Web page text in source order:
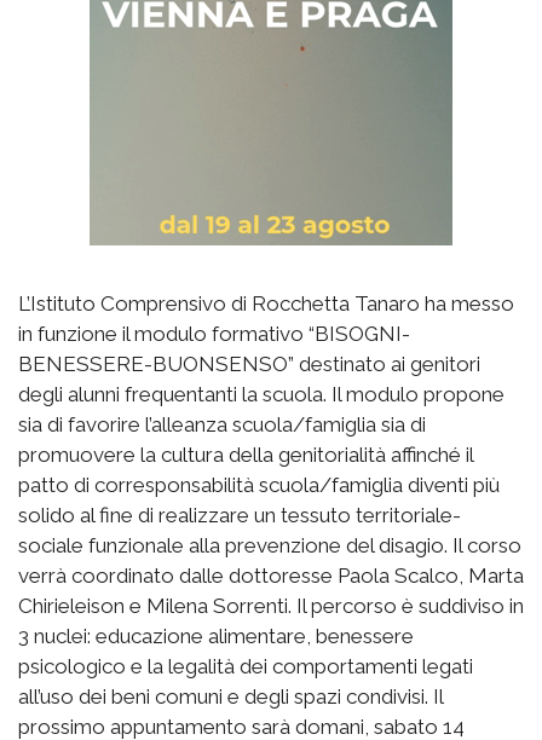
L’Istituto Comprensivo di Rocchetta Tanaro ha messo
in funzione il modulo formativo “BISOGNI-
BENESSERE-BUONSENSO” destinato ai genitori
degli alunni frequentanti la scuola. Il modulo propone
sia di favorire l’alleanza scuola/famiglia sia di
promuovere la cultura della genitorialità affinché il
patto di corresponsabilità scuola/famiglia diventi più
solido al fine di realizzare un tessuto territoriale-
sociale funzionale alla prevenzione del disagio. Il corso
verrà coordinato dalle dottoresse Paola Scalco, Marta
Chirieleison e Milena Sorrenti. Il percorso è suddiviso in
3 nuclei: educazione alimentare, benessere
psicologico e la legalità dei comportamenti legati
all’uso dei beni comuni e degli spazi condivisi. Il
prossimo appuntamento sarà domani, sabato 14